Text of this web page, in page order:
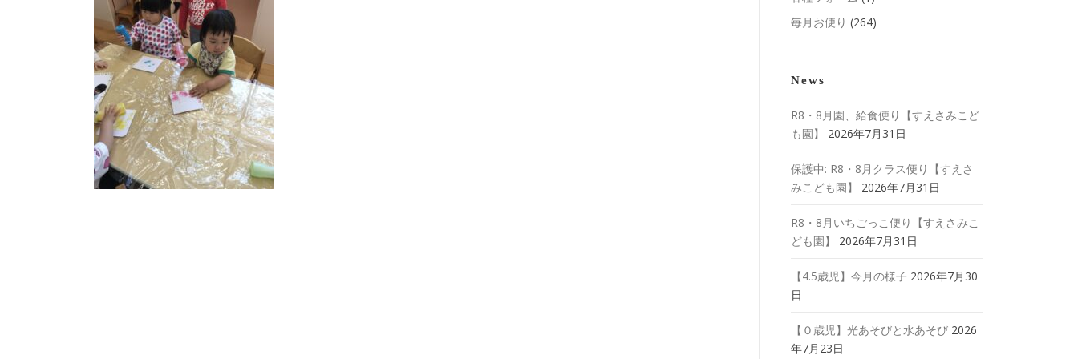
毎月お便り (264)
News
R8・8月園、給食便り【すえさみこど
も園】
2026年7月31日
保護中: R8・8月クラス便り【すえさ
みこども園】
2026年7月31日
R8・8月いちごっこ便り【すえさみこ
ども園】
2026年7月31日
【4.5歳児】今月の様子 2026年7月30
日
【０歳児】光あそびと水あそび 2026
年7月23日